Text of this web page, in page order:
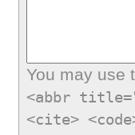
You may use
<abbr
<cite>